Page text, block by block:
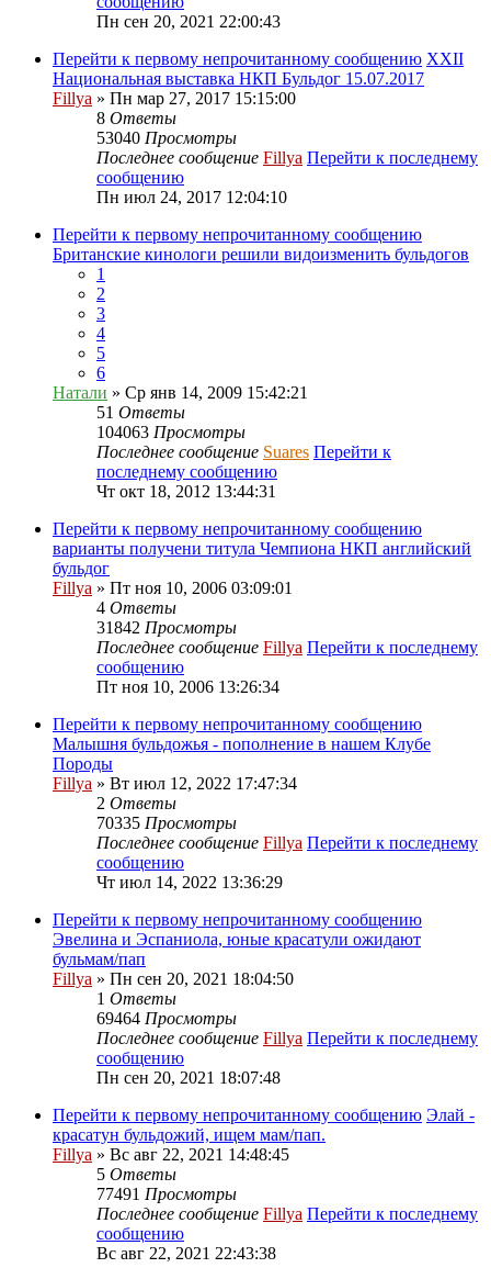
Пн сен 20, 2021 22:00:43
Перейти к первому непрочитанному сообщению XXII
Национальная выставка НКП Бульдог 15.07.2017
Fillya » Пн мар 27, 2017 15:15:00
8 Ответы
53040 Просмотры
Последнее сообщение Fillya Перейти к последнему
сообщению
Пн июл 24, 2017 12:04:10
Перейти к первому непрочитанному сообщению
Британские кинологи решили видоизменить бульдогов
1
2
3
4
5
6
Натали » Ср янв 14, 2009 15:42:21
51 Ответы
104063 Просмотры
Последнее сообщение Suares Перейти к
последнему сообщению
Чт окт 18, 2012 13:44:31
Перейти к первому непрочитанному сообщению
варианты получени титула Чемпиона НКП английский
бульдог
Fillya » Пт ноя 10, 2006 03:09:01
4 Ответы
31842 Просмотры
Последнее сообщение Fillya Перейти к последнему
сообщению
Пт ноя 10, 2006 13:26:34
Перейти к первому непрочитанному сообщению
Малышня бульдожья - пополнение в нашем Клубе
Породы
Fillya » Вт июл 12, 2022 17:47:34
2 Ответы
70335 Просмотры
Последнее сообщение Fillya Перейти к последнему
сообщению
Чт июл 14, 2022 13:36:29
Перейти к первому непрочитанному сообщению
Эвелина и Эспаниола, юные красатули ожидают
бульмам/пап
Fillya » Пн сен 20, 2021 18:04:50
1 Ответы
69464 Просмотры
Последнее сообщение Fillya Перейти к последнему
сообщению
Пн сен 20, 2021 18:07:48
Перейти к первому непрочитанному сообщению Элай -
красатун бульдожий, ищем мам/пап.
Fillya » Вс авг 22, 2021 14:48:45
5 Ответы
77491 Просмотры
Последнее сообщение Fillya Перейти к последнему
сообщению
Вс авг 22, 2021 22:43:38